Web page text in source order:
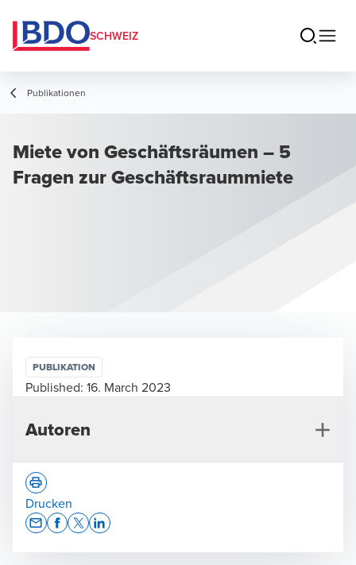
SCHWEIZ
Publikationen
Miete von Geschäftsräumen – 5
Fragen zur Geschäftsraummiete
PUBLIKATION
Published: 16. March 2023
Autoren
Drucken